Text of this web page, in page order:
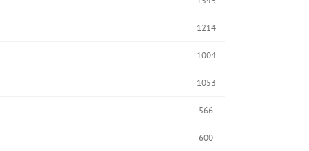
1214
1004
1053
566
600